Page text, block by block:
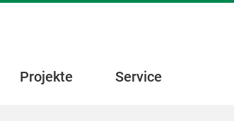
Projekte Service